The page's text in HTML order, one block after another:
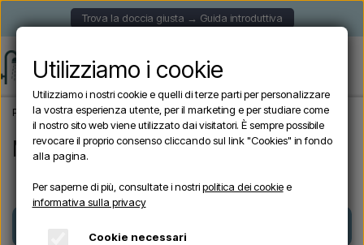
Trova la doccia giusta → Guida introduttiva
Pagina iniziale Marche
Marche
Utilizziamo i cookie
Utilizziamo i nostri cookie e quelli di terze parti per personalizzare
la vostra esperienza utente, per il marketing e per studiare come
il nostro sito web viene utilizzato dai visitatori. È sempre possibile
revocare il proprio consenso cliccando sul link "Cookies" in fondo
alla pagina.
Per saperne di più, consultate i nostripolitica dei cookiee
informativa sulla privacy
Cookie necessari